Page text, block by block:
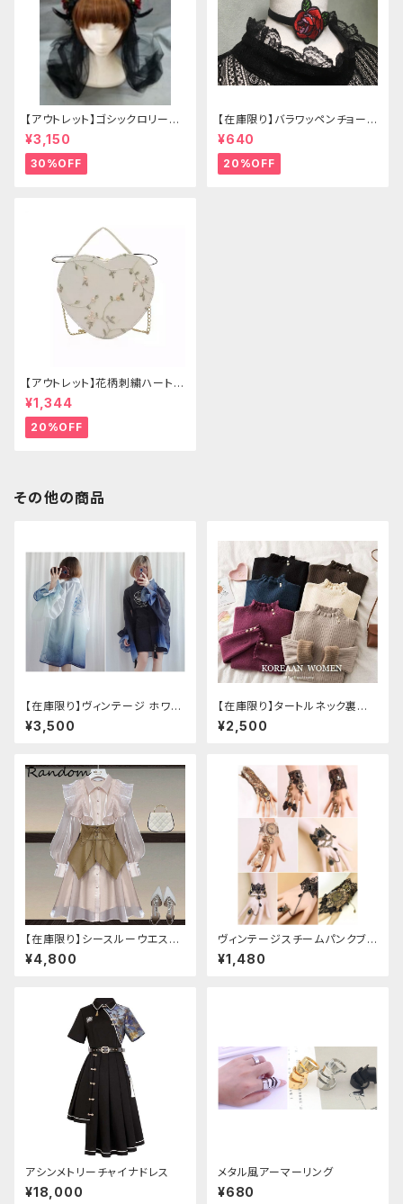
【アウトレット】ゴシックロリータ
ゴールドクラウン＆ホーン(ヴェ
ール付き)
¥3,150
30%OFF
【在庫限り】バラワッペンチョーカ
ー
¥640
20%OFF
【アウトレット】花柄刺繍ハートバ
ッグ
¥1,344
20%OFF
その他の商品
【在庫限り】ヴィンテージ ホワイ
トタイガー チョンサム ショートス
リーブ
¥3,500
【在庫限り】タートルネック裏起
毛セーター
¥2,500
【在庫限り】シースルーウエスト
ベルトワンピースセットアップ（ラ
イトピンク：Lサイズ
¥4,800
ヴィンテージスチームパンクブレ
スレット
¥1,480
アシンメトリーチャイナドレス
¥18,000
メタル風アーマーリング
¥680